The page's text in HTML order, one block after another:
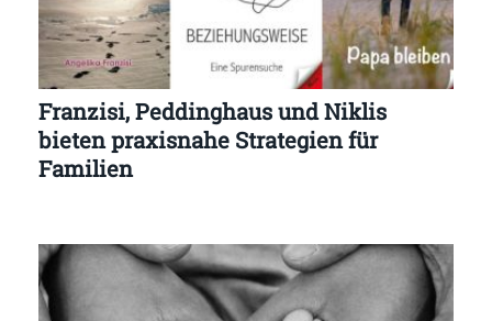
Franzisi, Peddinghaus und Niklis
bieten praxisnahe Strategien für
Familien